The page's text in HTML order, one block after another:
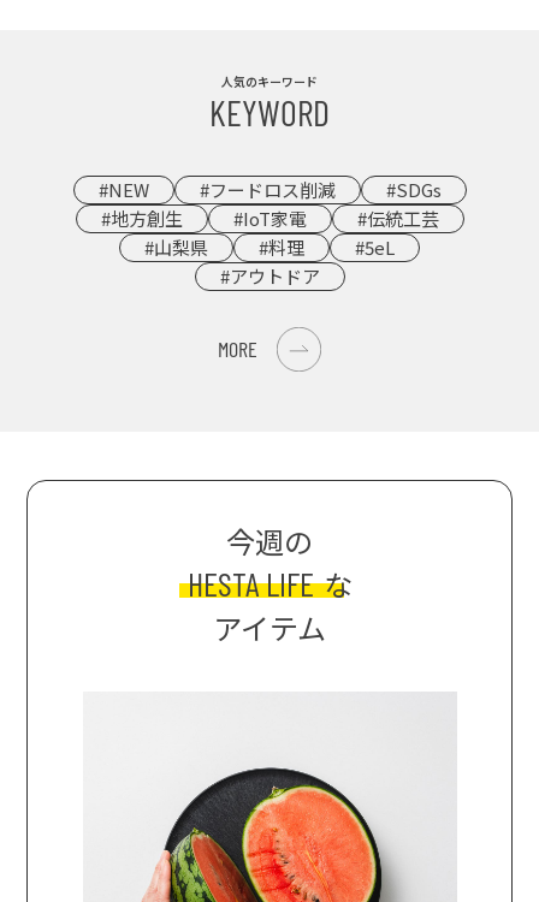
人気のキーワード
KEYWORD
#NEW #フードロス削減
#SDGs
#地方創生
#IoT家電
#伝統工芸
#山梨県
#料理
#5eL
#アウトドア
MORE
今週の
HESTA LIFE な
アイテム